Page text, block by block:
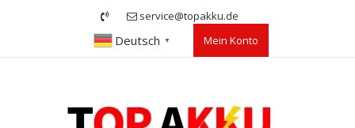
service@topakku.de
Deutsch ▼ Mein Konto